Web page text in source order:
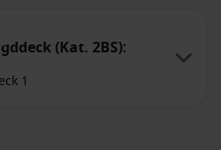
(Kat. 2BS):
1